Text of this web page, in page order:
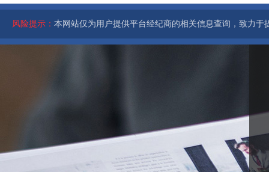
风险提示： 本网站仅为用户提供平台经纪商的相关信息查询，致力